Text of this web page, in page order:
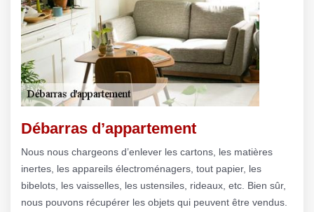
Débarras d’appartement
Nous nous chargeons d’enlever les cartons, les matières
inertes, les appareils électroménagers, tout papier, les
bibelots, les vaisselles, les ustensiles, rideaux, etc. Bien sûr,
nous pouvons récupérer les objets qui peuvent être vendus.